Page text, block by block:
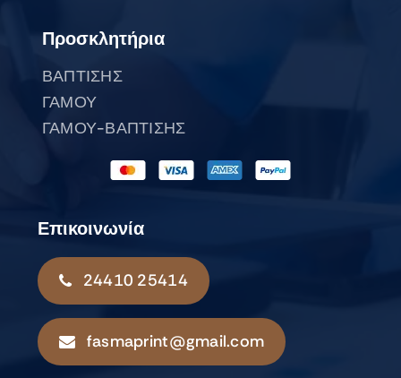
Προσκλητήρια
ΒΑΠΤΙΣΗΣ
ΓΑΜΟΥ
ΓΑΜΟΥ-ΒΑΠΤΙΣΗΣ
Επικοινωνία
24410 25414
fasmaprint@gmail.com